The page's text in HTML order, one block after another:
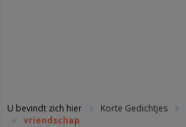
U bevindt zich hier Korte Gedichtjes
vriendschap